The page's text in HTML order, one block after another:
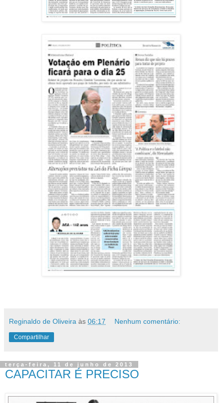
Reginaldo de Oliveira às 06:17 Nenhum comentário:
Compartilhar
terça-feira, 11 de junho de 2013
CAPACITAR É PRECISO